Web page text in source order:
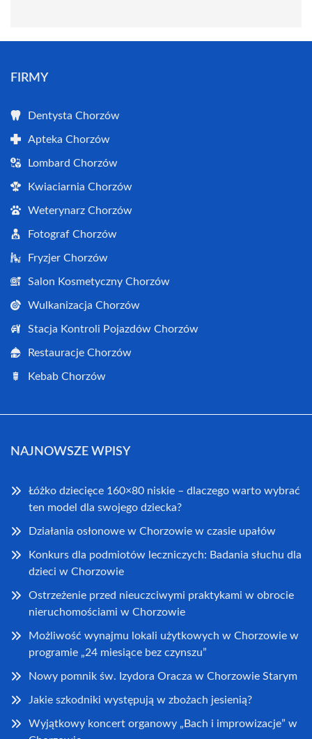
FIRMY
Dentysta Chorzów
Apteka Chorzów
Lombard Chorzów
Kwiaciarnia Chorzów
Weterynarz Chorzów
Fotograf Chorzów
Fryzjer Chorzów
Salon Kosmetyczny Chorzów
Wulkanizacja Chorzów
Stacja Kontroli Pojazdów Chorzów
Restauracje Chorzów
Kebab Chorzów
NAJNOWSZE WPISY
Łóżko dziecięce 160×80 niskie – dlaczego warto wybrać
ten model dla swojego dziecka?
Działania osłonowe w Chorzowie w czasie upałów
Konkurs dla podmiotów leczniczych: Badania słuchu dla
dzieci w Chorzowie
Ostrzeżenie przed nieuczciwymi praktykami w obrocie
nieruchomościami w Chorzowie
Możliwość wynajmu lokali użytkowych w Chorzowie w
programie „24 miesiące bez czynszu”
Nowy pomnik św. Izydora Oracza w Chorzowie Starym
Jakie szkodniki występują w zbożach jesienią?
Wyjątkowy koncert organowy „Bach i improwizacje” w